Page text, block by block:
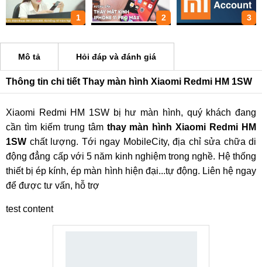
1 2 3
Mô tả Hỏi đáp và đánh giá
Thông tin chi tiết Thay màn hình Xiaomi Redmi HM 1SW
Xiaomi Redmi HM 1SW bị hư màn hình, quý khách đang
cần tìm kiếm trung tâm thay màn hình Xiaomi Redmi HM
1SW chất lượng. Tới ngay MobileCity, địa chỉ sửa chữa di
động đẳng cấp với 5 năm kinh nghiệm trong nghề. Hệ thống
thiết bị ép kính, ép màn hình hiện đại...tự động. Liên hệ ngay
để được tư vấn, hỗ trợ
test content